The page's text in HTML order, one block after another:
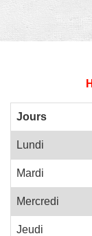
Jours
Lundi
Mardi
Mercredi
Jeudi